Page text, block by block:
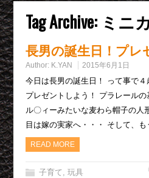
Tag Archive: ミニ
長男の誕生日！プレ
Author: K.YAN 2015年6月1日
今日は長男の誕生日！ って事で
プレゼントしよう！ プラレール
ル〇ィーみたいな麦わら帽子の人
目は嫁の実家へ・・・ そして、
READ MORE
子育て,玩具